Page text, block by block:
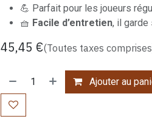
💪 Parfait pour les joueurs
🧺 Facile d’entretien, il garde
45,45 €(Toutes taxes
Ajouter au